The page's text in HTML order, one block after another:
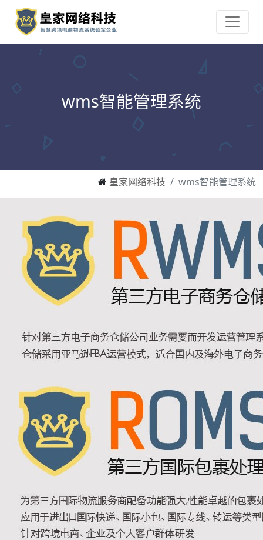
wms智能管理系统
皇家网络科技 wms智能管理系统